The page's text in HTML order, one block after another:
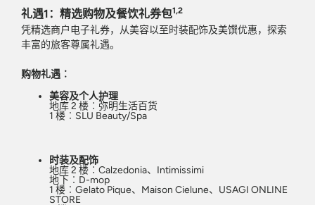
礼遇1：精选购物及餐饮礼券包1,2
凭精选商户电子礼券，从美容以至时装配饰及美馔优惠，探索
丰富的旅客尊属礼遇。
购物礼遇︰
美容及个人护理
地库 2 楼︰弥明生活百货
1 楼︰SLU Beauty/Spa
时装及配饰
地库 2 楼︰Calzedonia、Intimissimi
地下︰D-mop
1 楼︰Gelato Pique、Maison Cielune、USAGI ONLINE
STORE